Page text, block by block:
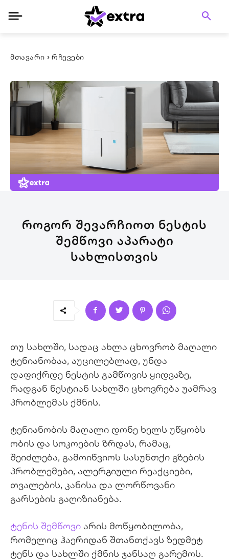
ᲛᲗᲐᲕᲐᲠᲘ ᲠᲩᲔᲕᲔᲑᲘ
ᲠᲝᲒᲝᲠ ᲨᲔᲕᲐᲠᲩᲘᲝᲗ ᲜᲔᲡᲢᲘᲡ
ᲨᲔᲛᲬᲝᲕᲘ ᲐᲞᲐᲠᲐᲢᲘ
ᲡᲐᲮᲚᲘᲡᲗᲕᲘᲡ
თუ სახლში, სადაც ახლა ცხოვრობ მაღალი
ტენიანობაა, აუცილებლად, უნდა
დაფიქრდე ნესტის გამწოვის ყიდვაზე,
რადგან ნესტიან სახლში ცხოვრება უამრავ
პრობლემას ქმნის.
ტენიანობის მაღალი დონე ხელს უწყობს
ობის და სოკოების ზრდას, რამაც,
შეიძლება, გამოიწვიოს სასუნთქი გზების
პრობლემები, ალერგიული რეაქციები,
თვალების, კანისა და ლორწოვანი
გარსების გაღიზიანება.
ტენის შემწოვი არის მოწყობილობა,
რომელიც ჰაერიდან შთანთქავს ზედმეტ
ტენს და სახლში ქმნის ჯანსაღ გარემოს.